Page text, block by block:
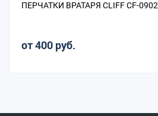
ПЕРЧАТКИ ВРАТАРЯ CLIFF CF-0902
от 400 руб.